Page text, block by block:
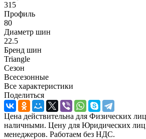
315
Профиль
80
Диаметр шин
22.5
Бренд шин
Triangle
Сезон
Всесезонные
Все характеристики
Поделиться
Цена действительна для Физических
наличными. Цену для Юридических лиц
менеджеров. Работаем без НДС.